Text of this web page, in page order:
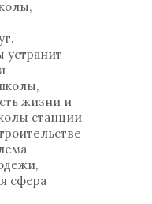
устранит
жизни и
станции
сфера